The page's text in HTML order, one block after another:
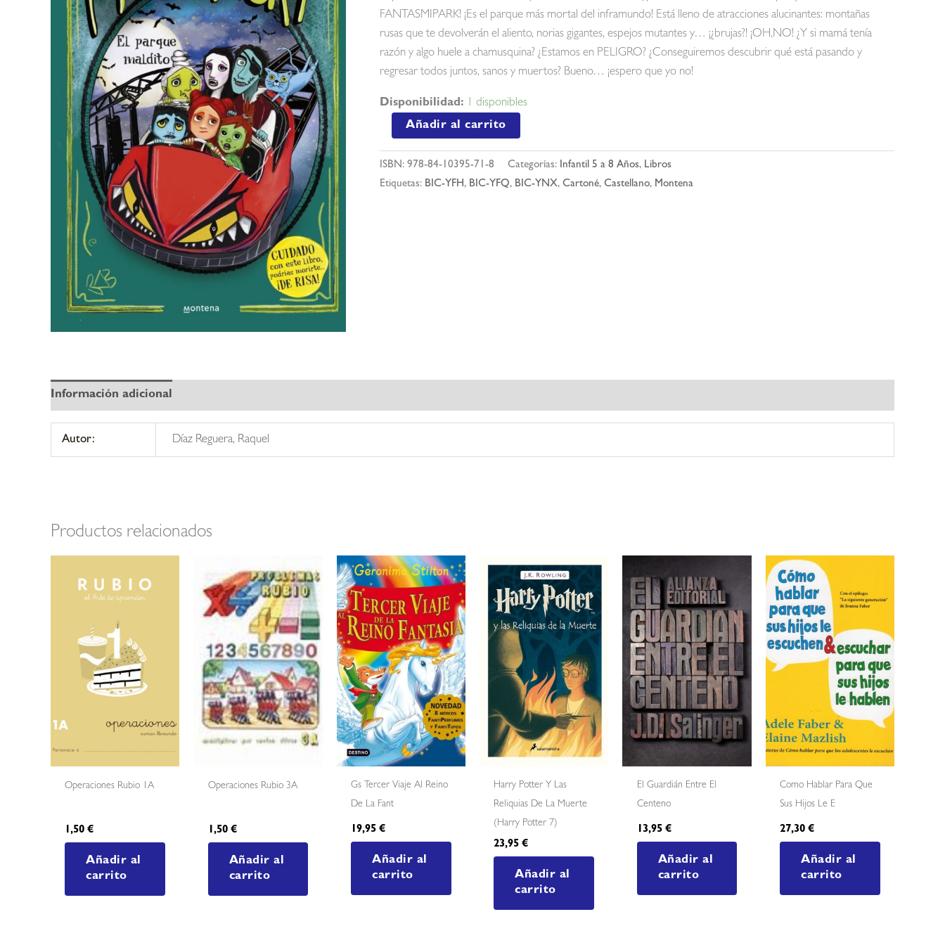
FANTASMIPARK! ¡Es el parque más mortal del inframundo! Está lleno de atracciones alucinantes: montañas
rusas que te devolverán el aliento, norias gigantes, espejos mutantes y… ¡¿brujas?! ¡OH,NO! ¿Y si mamá tenía
razón y algo huele a chamusquina? ¿Estamos en PELIGRO? ¿Conseguiremos descubrir qué está pasando y
regresar todos juntos, sanos y muertos? Bueno… ¡espero que yo no!
Disponibilidad: 1 disponibles
los
mortimort
Añadir al carrito
ISBN: 978-84-10395-71-8 Categorías: Infantil 5 a 8 Años, Libros
Etiquetas: BIC-YFH, BIC-YFQ, BIC-YNX, Cartoné, Castellano, Montena
Información adicional
Autor: Díaz Reguera, Raquel
Productos relacionados
Operaciones Rubio 1A
1,50€
Añadir al
carrito
Operaciones Rubio 3A
1,50 €
Añadir al
carrito
Gs Tercer Viaje Al Reino
De La Fant
19,95€
Añadir al
carrito
Harry Potter Y Las
Reliquias De La Muerte
(harry Potter 7)
23,95€
Añadir al
carrito
El Guardián Entre El
Centeno
13,95 €
Añadir al
carrito
Como Hablar Para Que
Sus Hijos Le E
27,30€
Añadir al
carrito